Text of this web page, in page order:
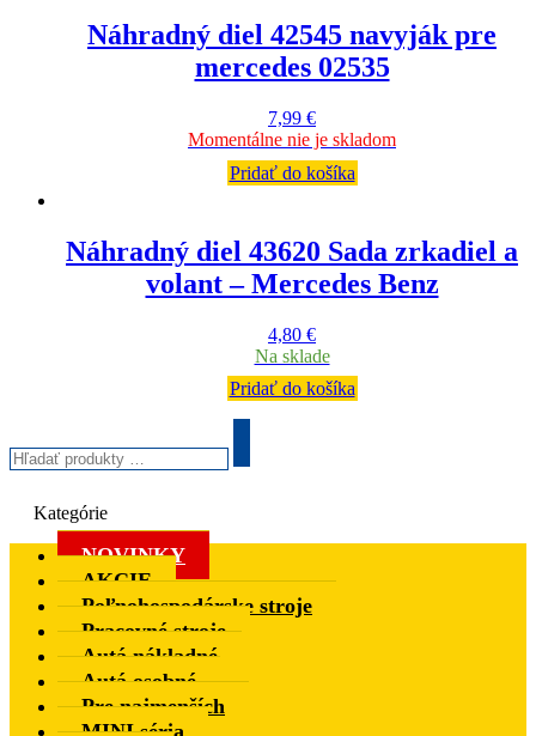
Náhradný diel 42545 navyják pre
mercedes 02535
7,99 €
Momentálne nie je skladom
Pridať do košíka
Náhradný diel 43620 Sada zrkadiel a
volant – Mercedes Benz
4,80 €
Na sklade
Pridať do košíka
produkty
…
Kategórie
NOVINKY
AKCIE
Poľnohospodárske stroje
Pracovné stroje
Autá nákladné
Autá osobné
Pre najmenších
MINI séria